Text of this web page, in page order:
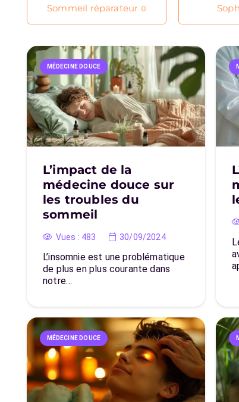
Sommeil réparateur 0
MÉDECINE DOUCE
L’impact de la
médecine douce sur
les troubles du
sommeil
Vues : 483 30/09/2024
L’insomnie est une problématique
de plus en plus courante dans
notre…
MÉDECINE DOUCE